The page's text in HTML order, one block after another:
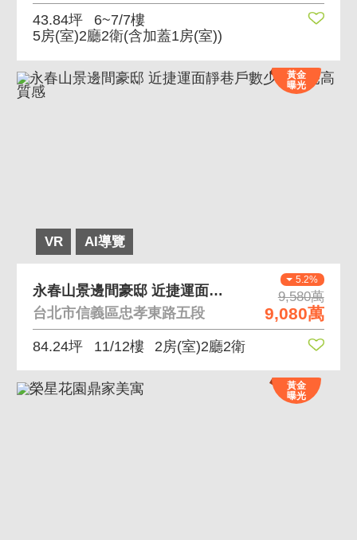
43.84坪
6~7/7樓
5房(室)2廳2衛(含加蓋1房(室))
VR AI導覽
黃金
曝光
5.2%
9,580萬
9,080萬
永春山景邊間豪邸 近捷運面靜巷戶數少純住宅高質感
台北市信義區忠孝東路五段
84.24坪 11/12樓 2房(室)2廳2衛
黃金
曝光